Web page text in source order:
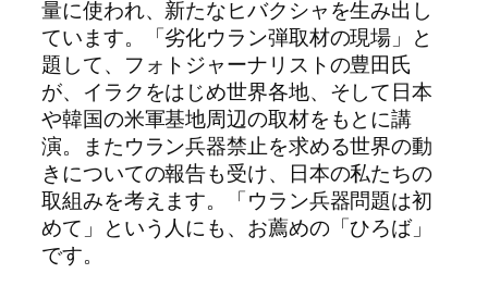
量に使われ、新たなヒバクシャを生み出し
ています。「劣化ウラン弾取材の現場」と
題して、フォトジャーナリストの豊田氏
が、イラクをはじめ世界各地、そして日本
や韓国の米軍基地周辺の取材をもとに講
演。またウラン兵器禁止を求める世界の動
きについての報告も受け、日本の私たちの
取組みを考えます。「ウラン兵器問題は初
めて」という人にも、お薦めの「ひろば」
です。